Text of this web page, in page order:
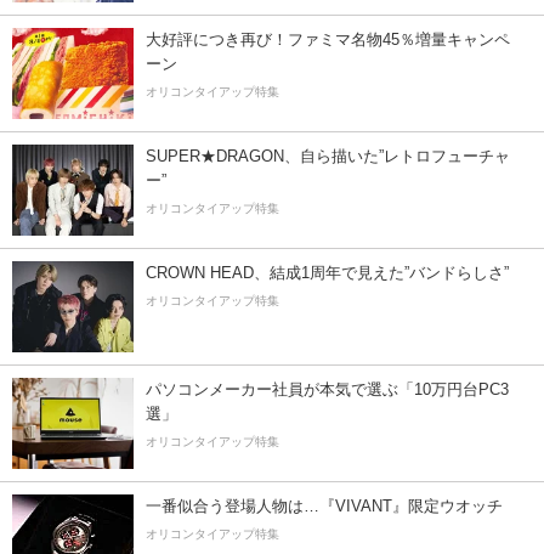
大好評につき再び！ファミマ名物45％増量キャンペ
ーン
オリコンタイアップ特集
SUPER★DRAGON、自ら描いた”レトロフューチャ
ー”
オリコンタイアップ特集
CROWN HEAD、結成1周年で見えた”バンドらしさ”
オリコンタイアップ特集
パソコンメーカー社員が本気で選ぶ「10万円台PC3
選」
オリコンタイアップ特集
一番似合う登場人物は…『VIVANT』限定ウオッチ
オリコンタイアップ特集